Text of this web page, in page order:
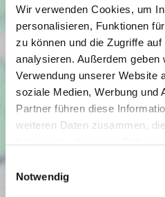
Wir verwenden Cookies, um
personalisieren, Funktionen
zu können und die Zugriffe
analysieren. Außerdem
Verwendung unserer Website
soziale Medien, Werbung und
Partner führen diese
weiteren Daten zusammen,
Cookies, wenn Sie unsere
Einwilligungsauswahl
Notwendig